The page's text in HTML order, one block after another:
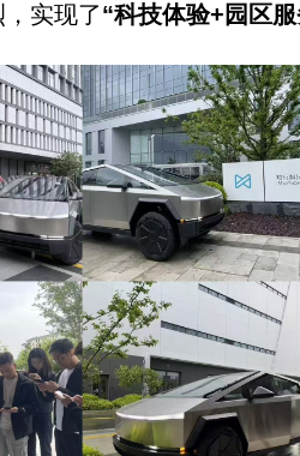
实现了“科技体验+园区服